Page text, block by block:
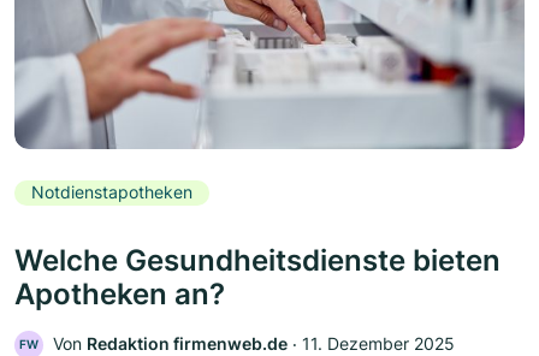
Notdienstapotheken
Welche Gesundheitsdienste bieten
Apotheken an?
FW Von Redaktion firmenweb.de ‧ 11. Dezember 2025